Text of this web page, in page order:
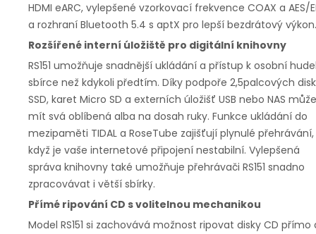
HDMI eARC, vylepšené vzorkovací frekvence COAX a AES/
a rozhraní Bluetooth 5.4 s aptX pro lepší bezdrátový výkon.
Rozšířené interní úložiště pro digitální knihovny
RS151 umožňuje snadnější ukládání a přístup k osobní
sbírce než kdykoli předtím. Díky podpoře 2,5palcových
SSD, karet Micro SD a externích úložišť USB nebo NAS
mít svá oblíbená alba na dosah ruky. Funkce ukládání do
mezipaměti TIDAL a RoseTube zajišťují plynulé přehrávání,
když je vaše internetové připojení nestabilní. Vylepšená
správa knihovny také umožňuje přehrávači RS151 snadno
zpracovávat i větší sbírky.
Přímé ripování CD s volitelnou mechanikou
Model RS151 si zachovává možnost ripovat disky CD přímo